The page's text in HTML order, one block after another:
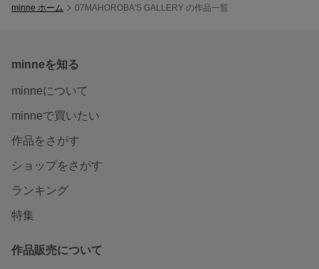
minne ホーム 07MAHOROBA'S GALLERY の作品一覧
minneを知る
minneについて
minneで買いたい
作品をさがす
ショップをさがす
ランキング
特集
作品販売について